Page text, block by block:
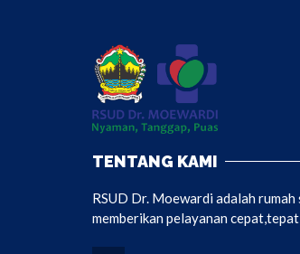
TENTANG KAMI
RSUD Dr. Moewardi adalah
memberikan pelayanan